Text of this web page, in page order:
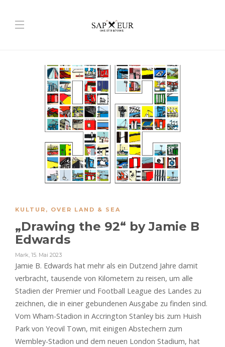
KULTUR , OVER LAND & SEA
„Drawing the 92“ by Jamie B
Edwards
Mark, 15. Mai 2023
Jamie B. Edwards hat mehr als ein Dutzend Jahre damit
verbracht, tausende von Kilometern zu reisen, um alle
Stadien der Premier und Football League des Landes zu
zeichnen, die in einer gebundenen Ausgabe zu finden sind.
Vom Wham-Stadion in Accrington Stanley bis zum Huish
Park von Yeovil Town, mit einigen Abstechern zum
Wembley-Stadion und dem neuen London Stadium, hat